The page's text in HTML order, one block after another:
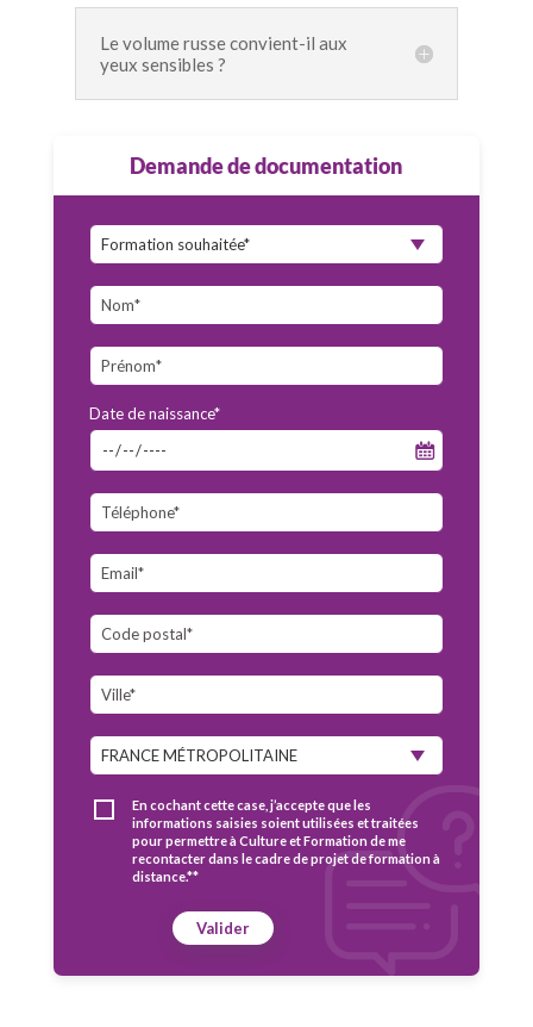
Le volume russe convient-il aux
yeux sensibles ?
Demande de documentation
Date de naissance*
En cochant cette case, j’accepte que les
informations saisies soient utilisées et traitées
pour permettre à Culture et Formation de me
recontacter dans le cadre de projet de formation à
distance.**
Valider